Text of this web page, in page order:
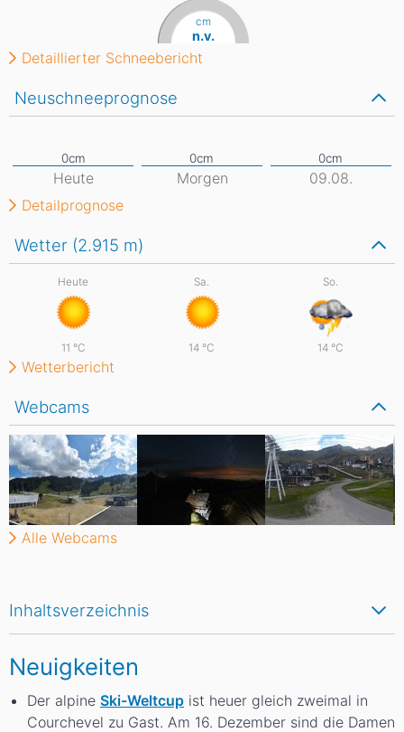
Inhaltsverzeichnis
Neuigkeiten
Der alpine Ski-Weltcup ist heuer gleich zweimal in
Courchevel zu Gast. Am 16. Dezember sind die Damen
Wetter (2.915 m)
Heute
11 °C
Sa.
14 °C
So.
14 °C
Wetterbericht
Webcams
Alle Webcams
cm
n.v.
Detaillierter Schneebericht
Neuschneeprognose
Heute Morgen
09.08.
Detailprognose